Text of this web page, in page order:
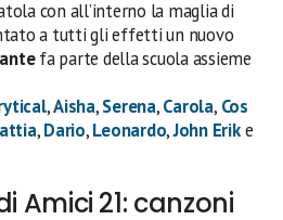
con all’interno la maglia di
a tutti gli effetti un nuovo
fa parte della scuola assieme
,Aisha,Serena,Carola, Cos
,Dario,Leonardo,John Erike
Amici 21: canzoni